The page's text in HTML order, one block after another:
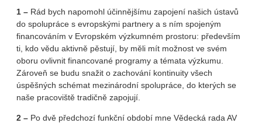
1 – Rád bych napomohl účinnějšímu zapojení našich ústavů
do spolupráce s evropskými partnery a s ním spojeným
financováním v Evropském výzkumném prostoru: především
ti, kdo vědu aktivně pěstují, by měli mít možnost ve svém
oboru ovlivnit financované programy a témata výzkumu.
Zároveň se budu snažit o zachování kontinuity všech
úspěšných schémat mezinárodní spolupráce, do kterých se
naše pracoviště tradičně zapojují.
2 – Po dvě předchozí funkční období mne Vědecká rada AV